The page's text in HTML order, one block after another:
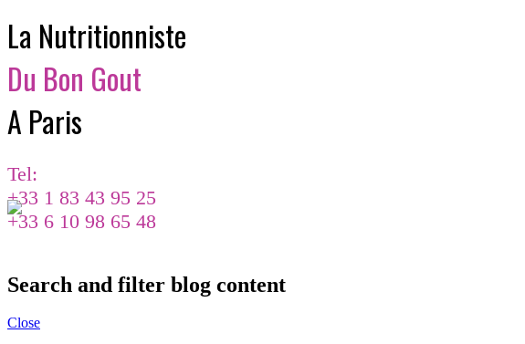
La Nutritionniste
Du Bon Gout
A Paris
Tel:
+33 1 83 43 95 25
+33 6 10 98 65 48
Search and filter blog content
Close